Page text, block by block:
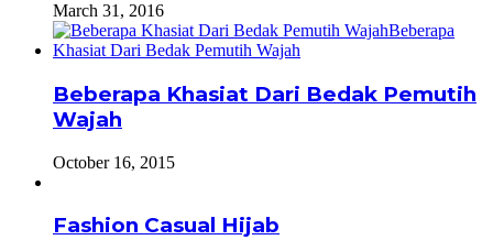
March 31, 2016
Beberapa Khasiat Dari Bedak Pemutih
Wajah
October 16, 2015
Fashion Casual Hijab